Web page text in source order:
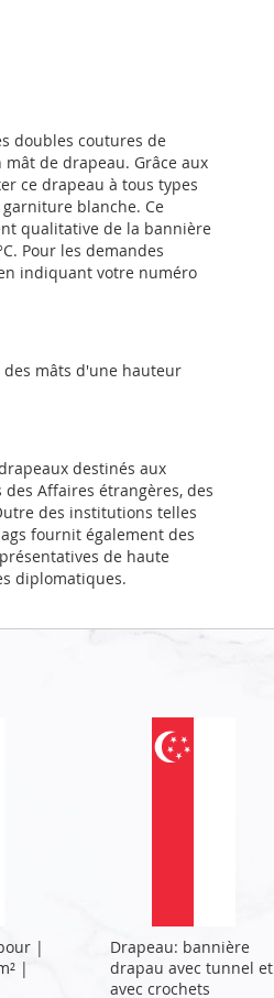
doubles coutures de
de drapeau. Grâce aux
ce drapeau à tous types
blanche. Ce
qualitative de la bannière
Pour les demandes
indiquant votre numéro
mâts d'une hauteur
destinés aux
Affaires étrangères, des
des institutions telles
fournit également des
de haute
diplomatiques.
|
|
Drapeau: bannière
drapau avec tunnel et
avec crochets